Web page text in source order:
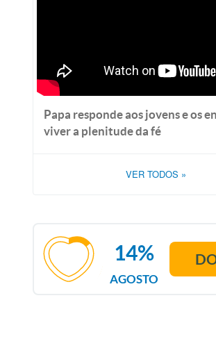
Papa responde aos jovens e os
viver a plenitude da fé
VER TODOS »
AGOSTO
14%